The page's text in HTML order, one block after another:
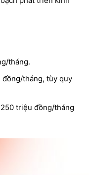
tháng.
đồng/tháng, tùy quy
triệu đồng/tháng